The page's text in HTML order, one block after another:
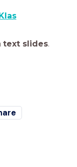
text slides.